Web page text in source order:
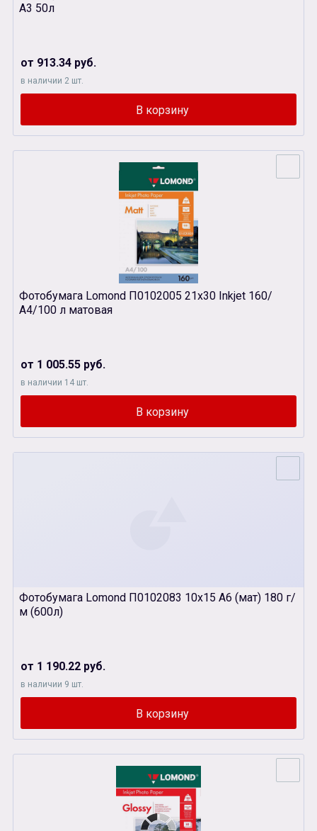
А3 50л
от 913.34 руб.
в наличии 2 шт.
Фотобумага Lomond П0102005 21х30 Inkjet 160/
А4/100 л матовая
от 1 005.55 руб.
в наличии 14 шт.
Фотобумага Lomond П0102083 10х15 А6 (мат) 180 г/
м (600л)
от 1 190.22 руб.
в наличии 9 шт.